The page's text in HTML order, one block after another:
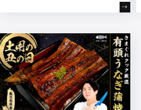
『とろ～りヤンニョムチ
ーズ』付きコラボ商品が
登場